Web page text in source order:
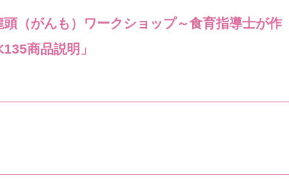
頭（がんも）ワークショップ～食育指導士が作
商品説明」